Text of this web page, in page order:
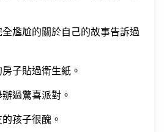
尷尬的關於自己的故事告訴過
子貼過衛生紙。
過驚喜派對。
孩子很醜。